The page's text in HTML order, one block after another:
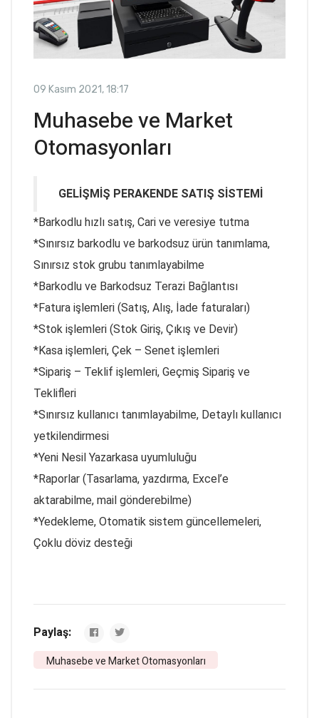
09 Kasım 2021, 18:17
Muhasebe ve Market
Otomasyonları
GELİŞMİŞ PERAKENDE SATIŞ SİSTEMİ
*Barkodlu hızlı satış, Cari ve veresiye tutma
*Sınırsız barkodlu ve barkodsuz ürün tanımlama,
Sınırsız stok grubu tanımlayabilme
*Barkodlu ve Barkodsuz Terazi Bağlantısı
*Fatura işlemleri (Satış, Alış, İade faturaları)
*Stok işlemleri (Stok Giriş, Çıkış ve Devir)
*Kasa işlemleri, Çek – Senet işlemleri
*Sipariş – Teklif işlemleri, Geçmiş Sipariş ve
Teklifleri
*Sınırsız kullanıcı tanımlayabilme, Detaylı kullanıcı
yetkilendirmesi
*Yeni Nesil Yazarkasa uyumluluğu
*Raporlar (Tasarlama, yazdırma, Excel’e
aktarabilme, mail gönderebilme)
*Yedekleme, Otomatik sistem güncellemeleri,
Çoklu döviz desteği
Paylaş:
Muhasebe ve Market Otomasyonları